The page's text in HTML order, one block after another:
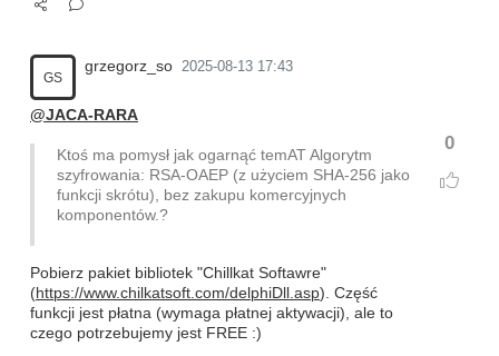
GS
grzegorz_so 2025-08-13 17:43
0
@JACA-RARA
Ktoś ma pomysł jak ogarnąć temAT Algorytm
szyfrowania: RSA-OAEP (z użyciem SHA-256 jako
funkcji skrótu), bez zakupu komercyjnych
komponentów.?
Pobierz pakiet bibliotek "Chillkat Softawre"
(https://www.chilkatsoft.com/delphiDll.asp). Część
funkcji jest płatna (wymaga płatnej aktywacji), ale to
czego potrzebujemy jest FREE :)